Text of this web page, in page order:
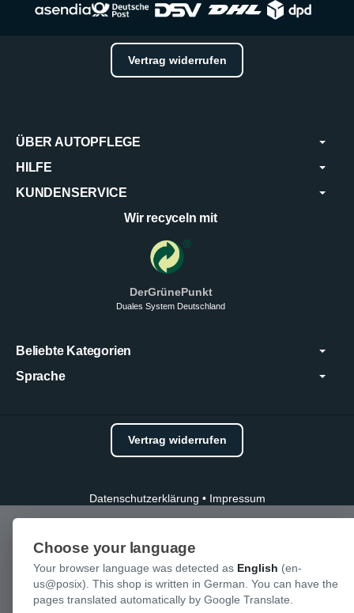
Vertrag widerrufen
ÜBER AUTOPFLEGE
HILFE
KUNDENSERVICE
Wir recyceln mit
DerGrünePunkt
Duales System Deutschland
Beliebte Kategorien
Sprache
Vertrag widerrufen
Datenschutzerklärung • Impressum
Choose your language
Your browser language was detected as English (en-
us@posix). This shop is written in German. You can have the
pages translated automatically by Google Translate.